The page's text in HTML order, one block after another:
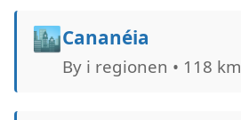
🏙️Cananéia
By i regionen • 118 km